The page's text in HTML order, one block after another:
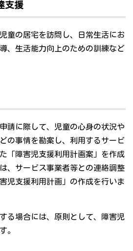
支援
童の居宅を訪問し、日常生活にお
、生活能力向上のための訓練など
請に際して、児童の心身の状況や
の事情を勘案し、利用するサービ
「障害児支援利用計画案」を作成
、サービス事業者等との連絡調整
児支援利用計画」の作成を行いま
る場合には、原則として、障害児
。